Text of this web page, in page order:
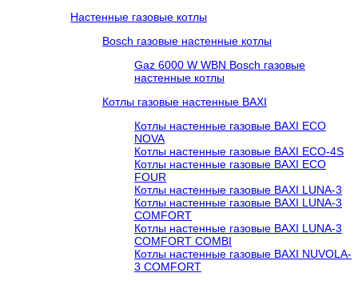
Настенные газовые котлы
Bosch газовые настенные котлы
Gaz 6000 W WBN Bosch газовые
настенные котлы
Котлы газовые настенные BAXI
Котлы настенные газовые BAXI ECO
NOVA
Котлы настенные газовые BAXI ECO-4S
Котлы настенные газовые BAXI ECO
FOUR
Котлы настенные газовые BAXI LUNA-3
Котлы настенные газовые BAXI LUNA-3
COMFORT
Котлы настенные газовые BAXI LUNA-3
COMFORT COMBI
Котлы настенные газовые BAXI NUVOLA-
3 COMFORT